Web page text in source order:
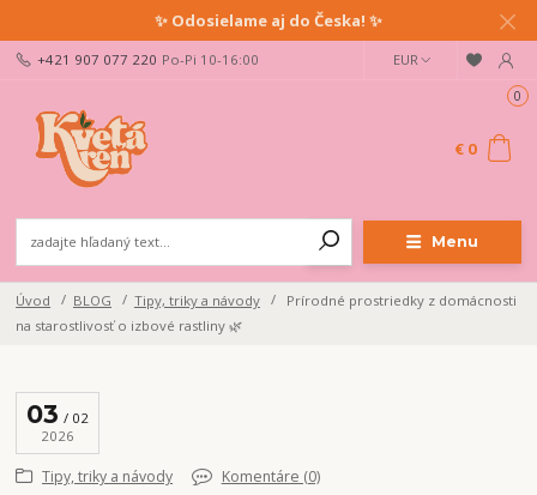
✨ Odosielame aj do Česka! ✨
Menu
EUR
+421 907 077 220 Po-Pi 10-16:00
0
€ 0
Úvod BLOG Tipy, triky a návody
Prírodné prostriedky z domácnosti
na starostlivosť o izbové rastliny 🌿
03
02
2026
Tipy, triky a návody Komentáre (0)